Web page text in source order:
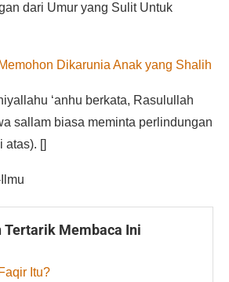
dari Umur yang Sulit Untuk
Dikarunia Anak yang Shalih
‘anhu berkata, Rasulullah
sallam biasa meminta perlindungan
atas). []
Tertarik Membaca Ini
Itu?